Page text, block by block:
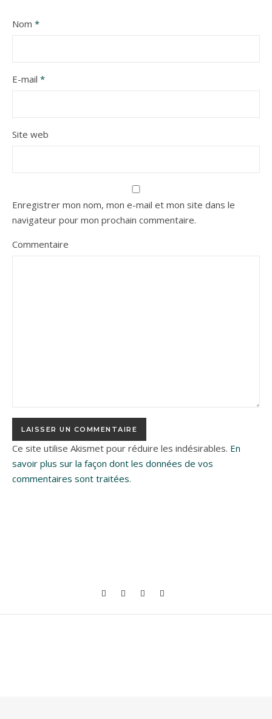
Nom *
E-mail *
Site web
Enregistrer mon nom, mon e-mail et mon site dans le
navigateur pour mon prochain commentaire.
Commentaire
Ce site utilise Akismet pour réduire les indésirables. En
savoir plus sur la façon dont les données de vos
commentaires sont traitées.